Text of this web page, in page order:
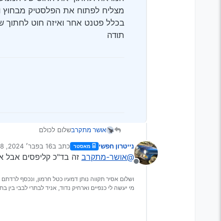
מצליח לפתוח את הפלסטיק מבחוץ
בכלל פטנט אחר ואיזה חוט לחתוך
תודה
אושר מתקרבשלום לכולם
איום של ‘‘מנסה להתקפל
של הקיפול (את הכיוון
תודה
מנותק
נייטרון חפשי מאסטר כתב ב16 בפבר׳ 2024, 3:38
נערך לאחרונה על ידי
@אושר-מתקרב זה בד"כ קליפסים אבל
ושלום אסיר תקווה נותן דמעיו כטל חרמון, ונכסף
מי יעשה לי כנפיים וארחיק נדוד, אניד לבתרי לבבי בין